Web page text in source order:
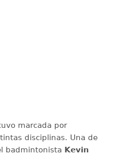
marcada por
disciplinas. Una de
badmintonista Kevin